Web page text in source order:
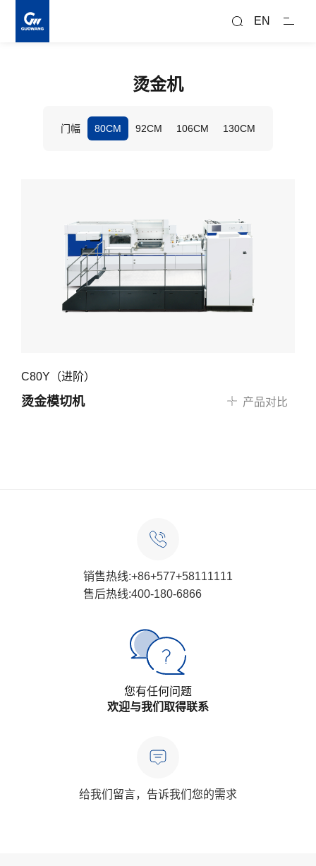
EN
烫金机
门幅 80CM 92CM 106CM 130CM
C80Y（进阶）
烫金模切机 产品对比
销售热线:+86+577+58111111
售后热线:400-180-6866
您有任何问题
欢迎与我们取得联系
给我们留言，告诉我们您的需求